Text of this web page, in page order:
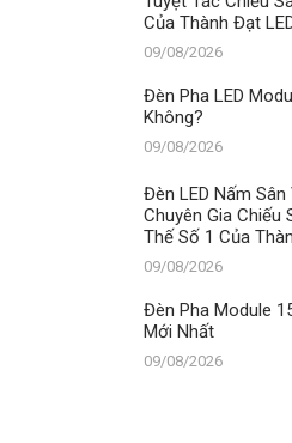
Của Thành Đạt
09/08/2026
Đèn Pha LED
Không?
09/08/2026
Đèn LED Nấm
Chuyên Gia Chiếu
Thế Số 1 Của
09/08/2026
Đèn Pha Module
Mới Nhất
09/08/2026